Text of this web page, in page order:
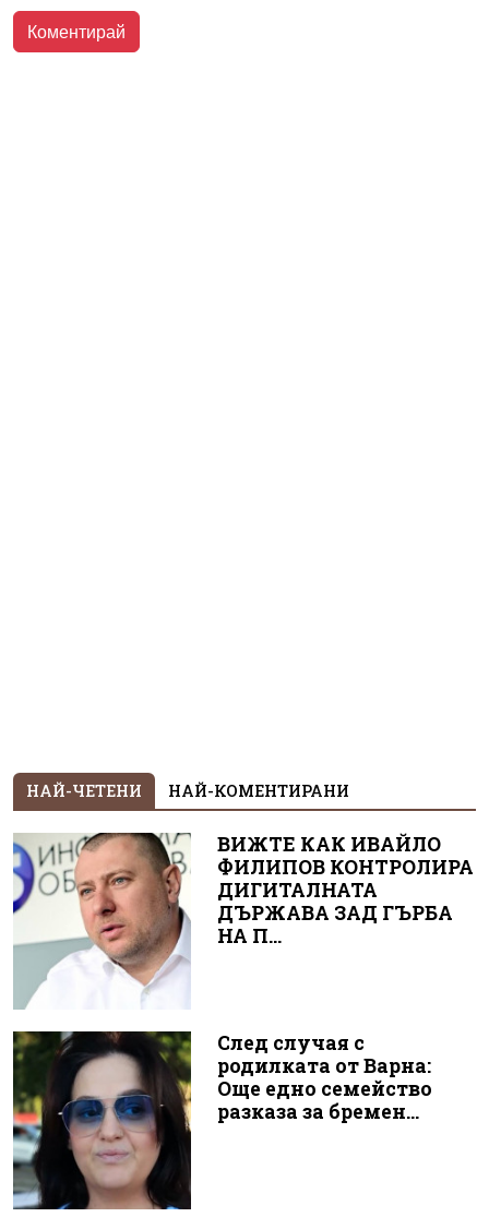
НАЙ-ЧЕТЕНИ НАЙ-КОМЕНТИРАНИ
ВИЖТЕ КАК ИВАЙЛО
ФИЛИПОВ КОНТРОЛИРА
ДИГИТАЛНАТА
ДЪРЖАВА ЗАД ГЪРБА
НА П...
След случая с
родилката от Варна:
Още едно семейство
разказа за бремен...